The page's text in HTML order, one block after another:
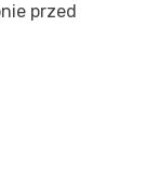
przed